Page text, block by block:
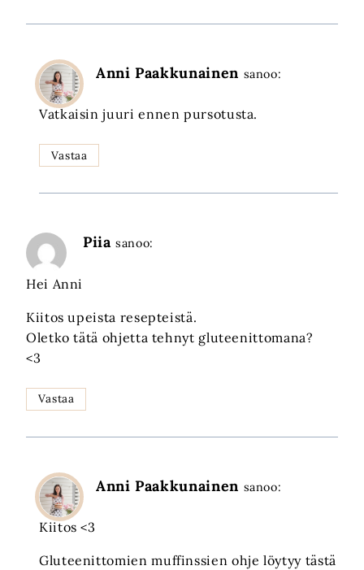
Anni Paakkunainen sanoo:
Vatkaisin juuri ennen pursotusta.
Vastaa
Piia sanoo:
Hei Anni
Kiitos upeista resepteistä.
Oletko tätä ohjetta tehnyt gluteenittomana?
<3
Vastaa
Anni Paakkunainen sanoo:
Kiitos <3
Gluteenittomien muffinssien ohje löytyy tästä